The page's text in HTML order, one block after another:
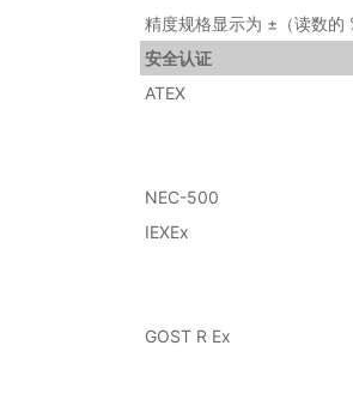
精度规格显示为 ±（读数的
安全认证
ATEX
NEC-500
IEXEx
GOST R Ex